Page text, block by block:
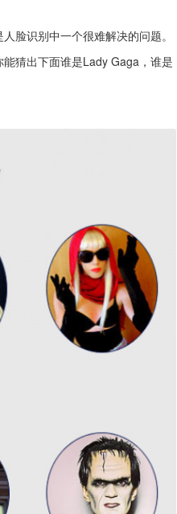
脸识别中一个很难解决的问题。
猜出下面谁是Lady Gaga，谁是